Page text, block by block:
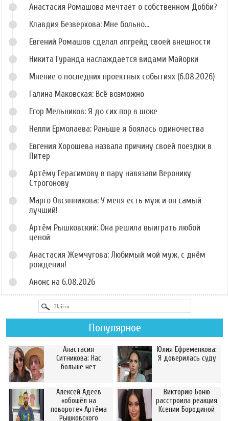
Анастасия Ромашова мечтает о собственном Добби?
Клавдия Безверхова: Мне больно...
Евгений Ромашов сделал апгрейд своей внешности
Никита Гуранда наслаждается видами Майорки
Мнение о последних проектных событиях (6.08.2026)
Галина Маковская: Всё возможно
Егор Мельников: Я до сих пор в шоке
Нелли Ермолаева: Раньше я боялась одиночества
Евгения Хорошева назвала причину своей поездки в
Питер
Артёму Герасимову в пару навязали Веронику
Строгонову
Марго Овсянникова: У меня есть муж и он самый
лучший!
Артём Рышковский: Она решила выиграть любой
ценой
Анастасия Жемчугова: Любимый мой муж, с днём
рождения!
Анонс на 6.08.2026
Популярное
Анастасия
Ситникова: Нас
больше нет
Юлия Ефременкова:
Я доверилась суду
Алексей Адеев
«обошёл на
повороте» Артёма
Рышковского
Викторию Боню
расстроила реакция
Ксении Бородиной